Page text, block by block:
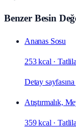
Benzer Besin
Ananas Sosu
253 kcal ·
Detay
Atıştırmalık,
359 kcal ·